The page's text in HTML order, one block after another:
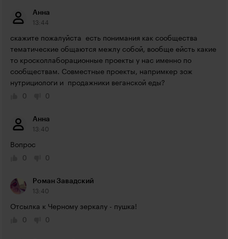
Анна
13:44
скажите пожалуйста  есть понимания как сообщества
тематические общаются межлу собой, вообще ейсть какие
то кросколлаборационные проекты у нас именно по
сообществам. Совместные проекты, напримкер зож
нутрициологи и  продажники веганской еды?
0
0
Анна
13:40
Вопрос
0
0
Роман Завадский
13:40
Отсылка к Черному зеркалу - пушка!
0
0